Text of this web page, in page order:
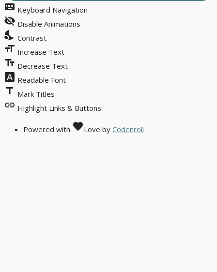
keyboard Keyboard Navigation
visibility_off Disable Animations
nights_stay Contrast
format_size Increase Text
text_fields Decrease Text
font_download Readable Font
title Mark Titles
link Highlight Links & Buttons
Powered with favoriteLove by Codenroll